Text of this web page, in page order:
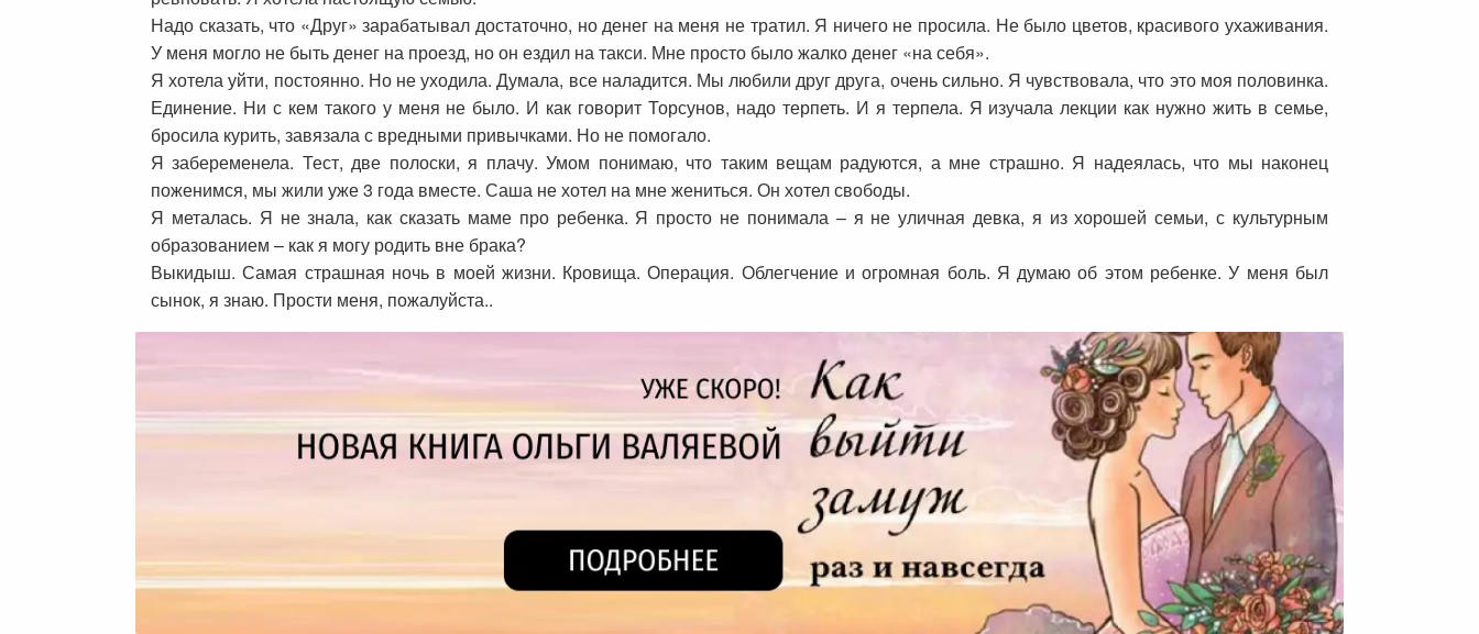
Надо сказать, что «Друг» зарабатывал достаточно, но денег на меня не тратил. Я ничего не просила. Не было цветов, красивого ухаживания.
У меня могло не быть денег на проезд, но он ездил на такси. Мне просто было жалко денег «на себя».
Я хотела уйти, постоянно. Но не уходила. Думала, все наладится. Мы любили друг друга, очень сильно. Я чувствовала, что это моя половинка.
Единение. Ни с кем такого у меня не было. И как говорит Торсунов, надо терпеть. И я терпела. Я изучала лекции как нужно жить в семье,
бросила курить, завязала с вредными привычками. Но не помогало.
Я забеременела. Тест, две полоски, я плачу. Умом понимаю, что таким вещам радуются, а мне страшно. Я надеялась, что мы наконец
поженимся, мы жили уже 3 года вместе. Саша не хотел на мне жениться. Он хотел свободы.
Я металась. Я не знала, как сказать маме про ребенка. Я просто не понимала – я не уличная девка, я из хорошей семьи, с культурным
образованием – как я могу родить вне брака?
Выкидыш. Самая страшная ночь в моей жизни. Кровища. Операция. Облегчение и огромная боль. Я думаю об этом ребенке. У меня был
сынок, я знаю. Прости меня, пожалуйста..